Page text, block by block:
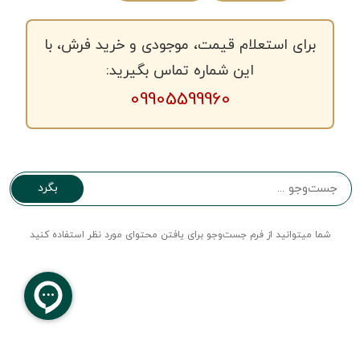
برای استعلام قیمت، موجودی و خرید فرش، با
این شماره تماس بگیرید:
09905599960
بگرد
شما میتوانید از فرم جست‌و‌جو برای یافتن محتوای مورد نظر استفاده کنید